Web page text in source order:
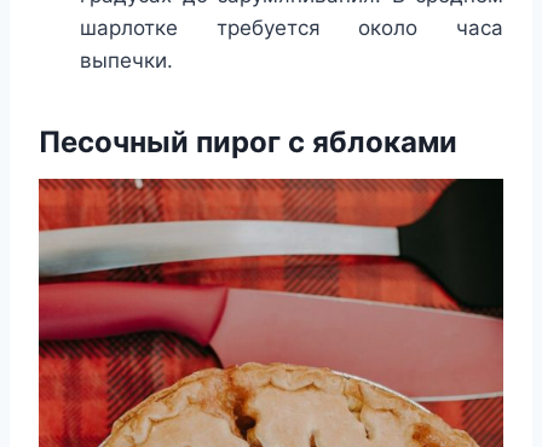
шарлотке требуется около часа
выпечки.
Песочный пирог с яблоками